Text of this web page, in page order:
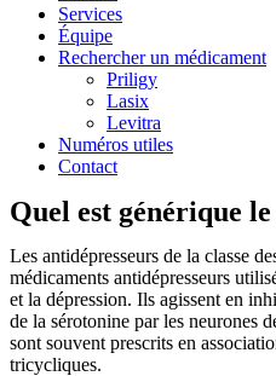
Services
Équipe
Rechercher un médicament
Priligy
Lasix
Levitra
Numéros utiles
Contact
Quel est générique
Les antidépresseurs de la classe
médicaments antidépresseurs
et la dépression. Ils agissent en
de la sérotonine par les neurones
sont souvent prescrits en
tricycliques.